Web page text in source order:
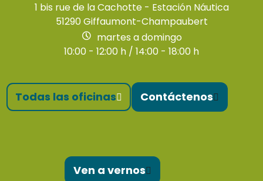
1 bis rue de la Cachotte - Estación Náutica
51290 Giffaumont-Champaubert
martes a domingo
10:00 - 12:00 h / 14:00 - 18:00 h
Todas las oficinas Contáctenos
Ven a vernos